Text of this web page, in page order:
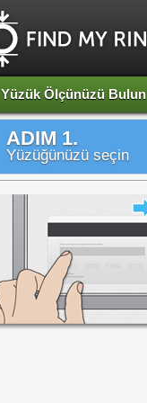
Yüzük Ölçünüzü Bulun
ADIM 1.
Yüzüğünüzü seçin